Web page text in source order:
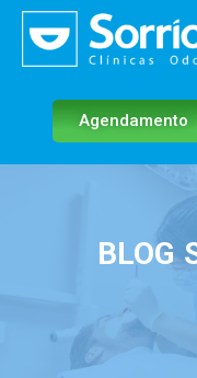
Agendamento
BLOG